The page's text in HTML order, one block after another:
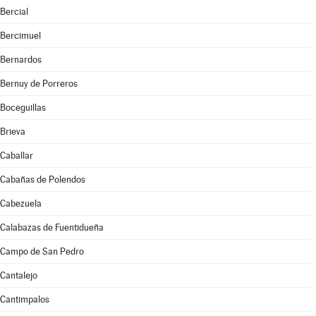
Bercial
Bercimuel
Bernardos
Bernuy de Porreros
Boceguillas
Brieva
Caballar
Cabañas de Polendos
Cabezuela
Calabazas de Fuentidueña
Campo de San Pedro
Cantalejo
Cantimpalos